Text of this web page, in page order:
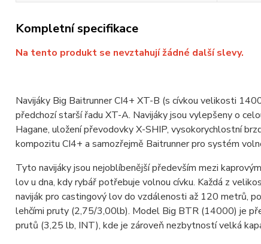
Kompletní specifikace
Na tento produkt se nevztahují žádné další slevy.
Navijáky Big Baitrunner CI4+ XT-B (s cívkou velikosti
předchozí starší řadu XT-A. Navijáky jsou vylepšeny o
Hagane, uložení převodovky X-SHIP, vysokorychlostní
kompozitu CI4+ a samozřejmě Baitrunner pro systém
Tyto navijáky jsou nejoblíbenější především mezi
lov u dna, kdy rybář potřebuje volnou cívku. Každá z
naviják pro castingový lov do vzdálenosti až 120 metrů,
lehčími pruty (2,75/3,00lb). Model Big BTR (14000) je
prutů (3,25 lb, INT), kde je zároveň nezbytností velká